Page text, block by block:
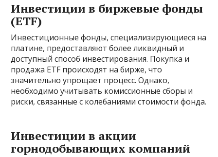
Инвестиции в биржевые фонды
(ETF)
Инвестиционные фонды, специализирующиеся на
платине, предоставляют более ликвидный и
доступный способ инвестирования. Покупка и
продажа ETF происходят на бирже, что
значительно упрощает процесс. Однако,
необходимо учитывать комиссионные сборы и
риски, связанные с колебаниями стоимости фонда.
Инвестиции в акции
горнодобывающих компаний